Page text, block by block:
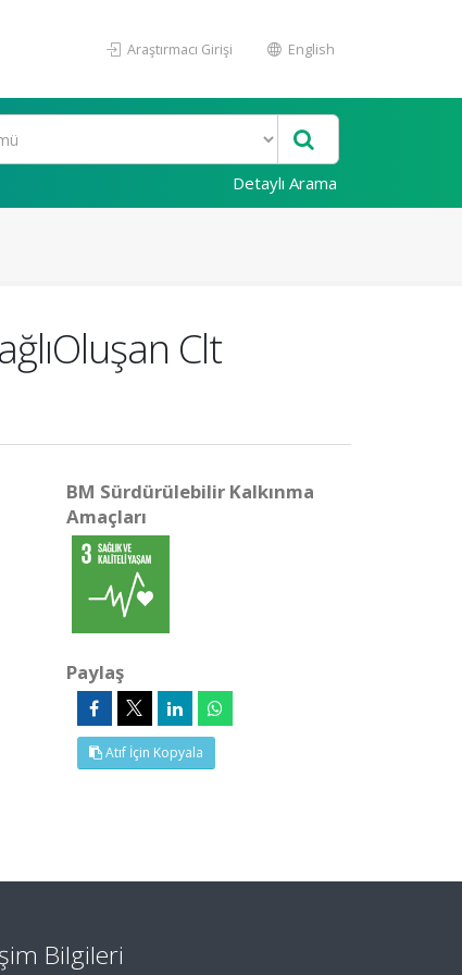
Araştırmacı Girişi English
Detaylı Arama
Clt
BM Sürdürülebilir Kalkınma
Amaçları
Paylaş
Atıf İçin Kopyala
Bilgileri